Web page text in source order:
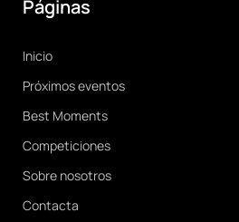
Páginas
Main
navigation
Inicio
Próximos eventos
Best Moments
Competiciones
Sobre nosotros
Contacta